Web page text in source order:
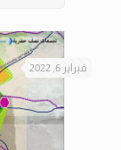
فبراير 6, 2022